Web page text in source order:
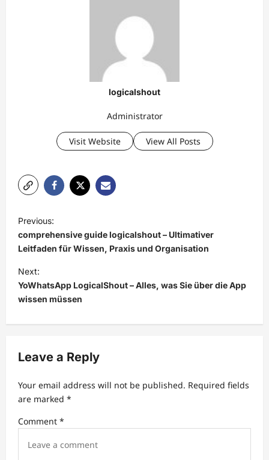
logicalshout
Administrator
Visit Website View All Posts
P
o
s
t
n
a
v
g
a
t
i
Previous:
comprehensive guide logicalshout – Ultimativer
Leitfaden für Wissen, Praxis und Organisation
Next:
YoWhatsApp LogicalShout – Alles, was Sie über die App
wissen müssen
Leave a Reply
Your email address will not be published. Required fields
are marked *
Comment *